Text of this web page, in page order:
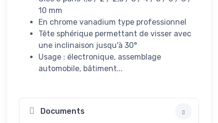
10 mm
En chrome vanadium type professionnel
Tête sphérique permettant de visser avec
une inclinaison jusqu'à 30°
Usage : électronique, assemblage
automobile, bâtiment...
Documents